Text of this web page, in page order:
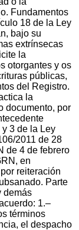
Fundamentos
18 de la Ley
bajo su
extrínsecas
la
otorgantes y os
públicas,
del Registro.
la
documento, por
3 de la Ley
2011 de 28
de 4 de febrero
en
reiteración
Parte
demás
1.–
términos
el despacho